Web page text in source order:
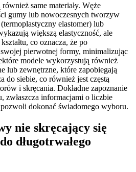
same materiały. Węże
gumy lub nowoczesnych tworzyw
elastomer) lub
większą elastyczność, ale
co oznacza, że po
pierwotnej formy, minimalizując
modele wykorzystują również
lub zewnętrzne, które zapobiegają
do siebie, co również jest częstą
i skręcania. Dokładne zapoznanie
zwłaszcza informacjami o liczbie
dokonać świadomego wyboru.
nie skręcający się
długotrwałego